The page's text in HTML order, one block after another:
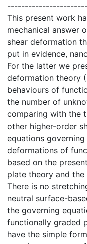
This present work
mechanical answer
shear deformation
put in evidence,
For the latter we
deformation theory
behaviours of
the number of
comparing with the
other higher-order
equations
deformations of
based on the
plate theory and
There is no
neutral surface-
the governing
functionally graded
have the simple